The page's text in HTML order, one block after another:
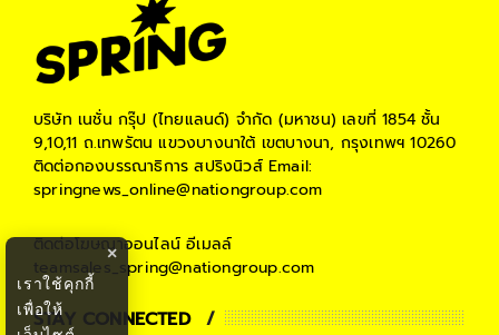
บริษัท เนชั่น กรุ๊ป (ไทยแลนด์) จำกัด (มหาชน) เลขที่ 1854 ชั้น
9,10,11 ถ.เทพรัตน แขวงบางนาใต้ เขตบางนา, กรุงเทพฯ 10260
ติดต่อกองบรรณาธิการ สปริงนิวส์Email:
springnews_online@nationgroup.com
ติดต่อโฆษณาออนไลน์ อีเมลล์
teamsales_spring@nationgroup.com
STAY CONNECTED
×
เราใช้คุกกี้
เพื่อให้